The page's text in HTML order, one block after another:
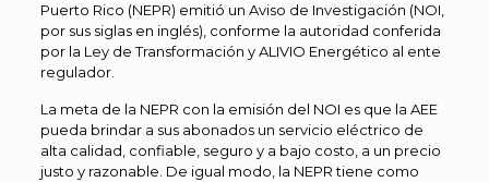
Puerto Rico (NEPR) emitió un Aviso de Investigación (NOI,
por sus siglas en inglés), conforme la autoridad conferida
por la Ley de Transformación y ALIVIO Energético al ente
regulador.
La meta de la NEPR con la emisión del NOI es que la AEE
pueda brindar a sus abonados un servicio eléctrico de
alta calidad, confiable, seguro y a bajo costo, a un precio
justo y razonable. De igual modo, la NEPR tiene como